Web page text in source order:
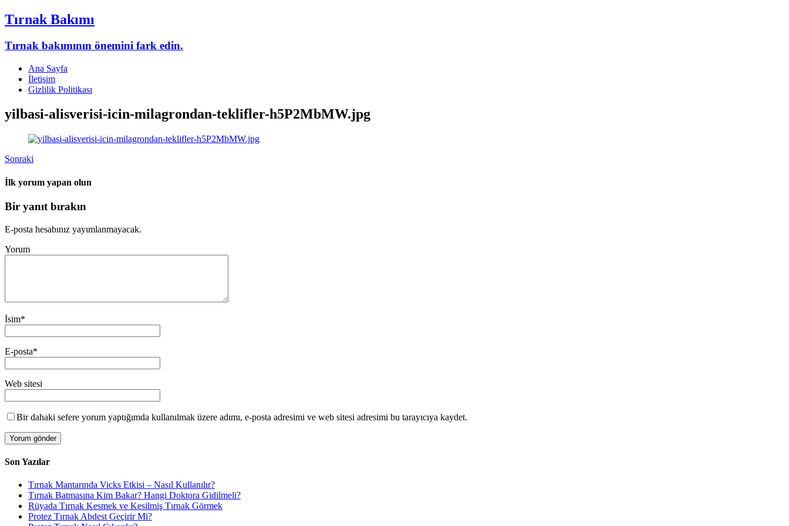
Tırnak Bakımı
Tırnak bakımının önemini fark edin.
Ana Sayfa
İletişim
Gizlilik Politikası
yilbasi-alisverisi-icin-milagrondan-teklifler-h5P2MbMW.jpg
Sonraki
İlk yorum yapan olun
Bir yanıt bırakın
E-posta hesabınız yayımlanmayacak.
Yorum
İsim*
E-posta*
Web sitesi
Bir dahaki sefere yorum yaptığımda kullanılmak üzere adımı, e-posta adresimi ve web sitesi adresimi bu tarayıcıya kaydet.
Son Yazılar
Tırnak Mantarında Vicks Etkisi – Nasıl Kullanılır?
Tırnak Batmasına Kim Bakar? Hangi Doktora Gidilmeli?
Rüyada Tırnak Kesmek ve Kesilmiş Tırnak Görmek
Protez Tırnak Abdest Geçirir Mi?